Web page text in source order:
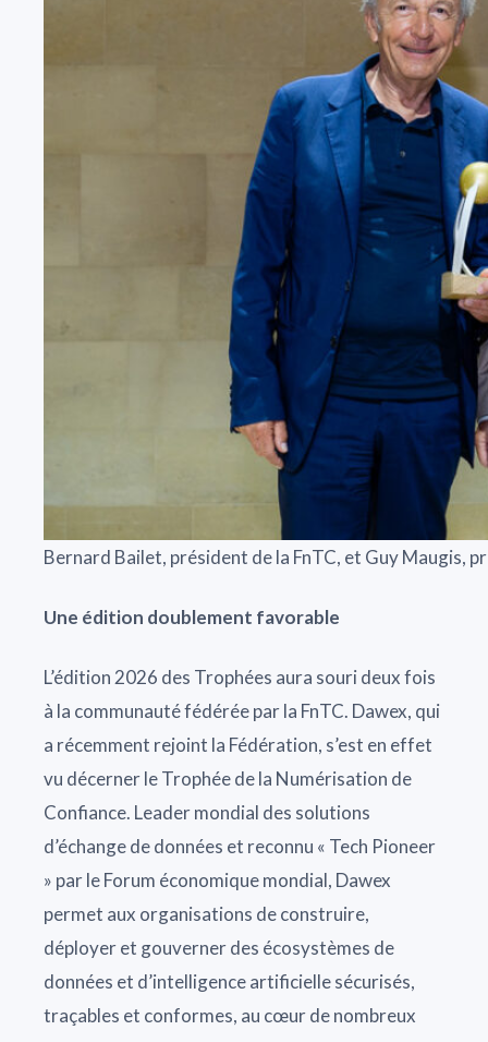
Bernard Bailet, président de la FnTC, et Guy Maugis,
Une édition doublement favorable
L’édition 2026 des Trophées aura souri deux fois
à la communauté fédérée par la FnTC. Dawex, qui
a récemment rejoint la Fédération, s’est en effet
vu décerner le Trophée de la Numérisation de
Confiance. Leader mondial des solutions
d’échange de données et reconnu « Tech Pioneer
» par le Forum économique mondial, Dawex
permet aux organisations de construire,
déployer et gouverner des écosystèmes de
données et d’intelligence artificielle sécurisés,
traçables et conformes, au cœur de nombreux